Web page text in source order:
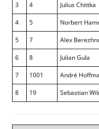
3 4 Julius Chittka
4 5 Norbert
5 7 Alex
6 8 Julian Gula
7 1001 André
8 19 Sebastian